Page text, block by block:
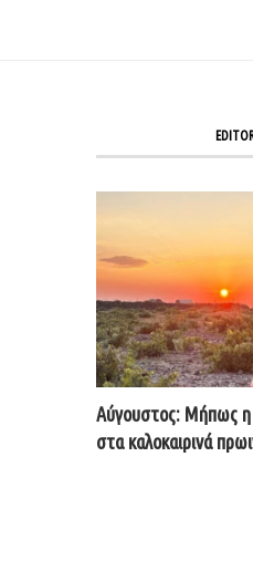
Αύγουστος: Μήπως η
στα καλοκαιρινά